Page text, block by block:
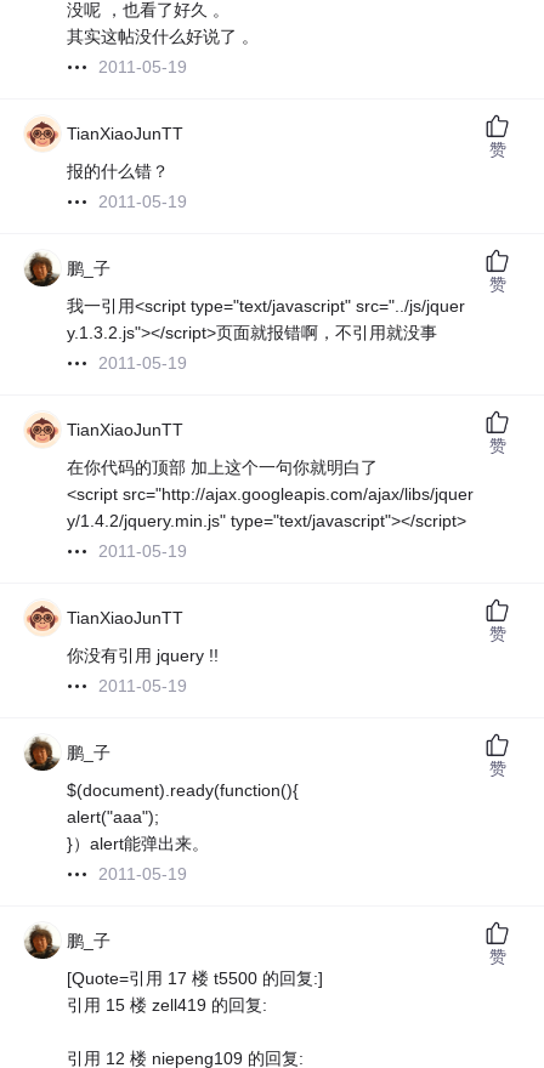
没呢 ，也看了好久 。
其实这帖没什么好说了 。
2011-05-19
TianXiaoJunTT
报的什么错？
2011-05-19
赞
鹏_子
我一引用<script type="text/javascript" src="../js/jquer
y.1.3.2.js"></script>页面就报错啊，不引用就没事
2011-05-19
赞
TianXiaoJunTT
在你代码的顶部 加上这个一句你就明白了
<script src="http://ajax.googleapis.com/ajax/libs/jquer
y/1.4.2/jquery.min.js" type="text/javascript"></script>
2011-05-19
赞
TianXiaoJunTT
你没有引用 jquery !!
2011-05-19
赞
鹏_子
$(document).ready(function(){
alert("aaa");
}）alert能弹出来。
2011-05-19
赞
鹏_子
[Quote=引用 17 楼 t5500 的回复:]
引用 15 楼 zell419 的回复:
引用 12 楼 niepeng109 的回复:
赞